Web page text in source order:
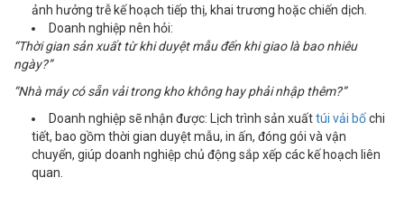
ảnh hưởng trễ kế hoạch tiếp thị, khai trương hoặc chiến dịch.
Doanh nghiệp nên hỏi:
“Thời gian sản xuất từ khi duyệt mẫu đến khi giao là bao nhiêu
ngày?”
“Nhà máy có sẵn vải trong kho không hay phải nhập thêm?”
Doanh nghiệp sẽ nhận được: Lịch trình sản xuấttúi vải bốchi
tiết, bao gồm thời gian duyệt mẫu, in ấn, đóng gói và vận
chuyển, giúp doanh nghiệp chủ động sắp xếp các kế hoạch liên
quan.